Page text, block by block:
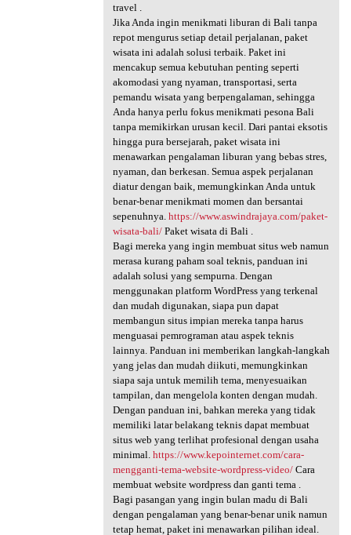
travel .
Jika Anda ingin menikmati liburan di Bali tanpa
repot mengurus setiap detail perjalanan, paket
wisata ini adalah solusi terbaik. Paket ini
mencakup semua kebutuhan penting seperti
akomodasi yang nyaman, transportasi, serta
pemandu wisata yang berpengalaman, sehingga
Anda hanya perlu fokus menikmati pesona Bali
tanpa memikirkan urusan kecil. Dari pantai eksotis
hingga pura bersejarah, paket wisata ini
menawarkan pengalaman liburan yang bebas stres,
nyaman, dan berkesan. Semua aspek perjalanan
diatur dengan baik, memungkinkan Anda untuk
benar-benar menikmati momen dan bersantai
sepenuhnya. https://www.aswindrajaya.com/paket-
wisata-bali/Paket wisata di Bali .
Bagi mereka yang ingin membuat situs web namun
merasa kurang paham soal teknis, panduan ini
adalah solusi yang sempurna. Dengan
menggunakan platform WordPress yang terkenal
dan mudah digunakan, siapa pun dapat
membangun situs impian mereka tanpa harus
menguasai pemrograman atau aspek teknis
lainnya. Panduan ini memberikan langkah-langkah
yang jelas dan mudah diikuti, memungkinkan
siapa saja untuk memilih tema, menyesuaikan
tampilan, dan mengelola konten dengan mudah.
Dengan panduan ini, bahkan mereka yang tidak
memiliki latar belakang teknis dapat membuat
situs web yang terlihat profesional dengan usaha
minimal. https://www.kepointernet.com/cara-
mengganti-tema-website-wordpress-video/Cara
membuat website wordpress dan ganti tema .
Bagi pasangan yang ingin bulan madu di Bali
dengan pengalaman yang benar-benar unik namun
tetap hemat, paket ini menawarkan pilihan ideal.